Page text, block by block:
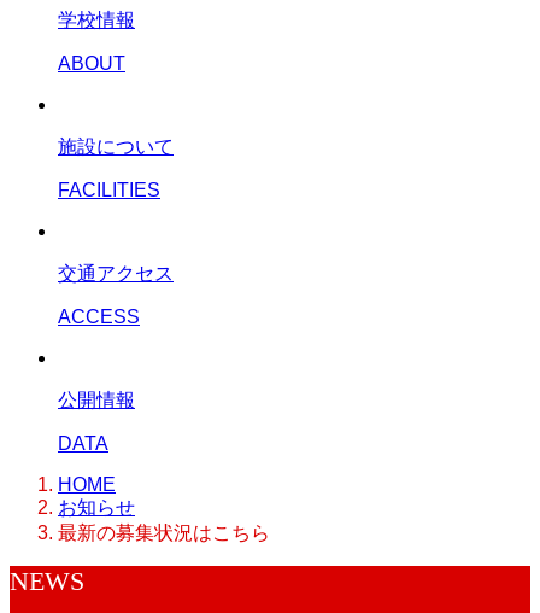
学校情報
ABOUT
施設について
FACILITIES
交通アクセス
ACCESS
公開情報
DATA
HOME
お知らせ
最新の募集状況はこちら
NEWS